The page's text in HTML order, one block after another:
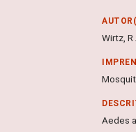
Wirtz,
Aedes